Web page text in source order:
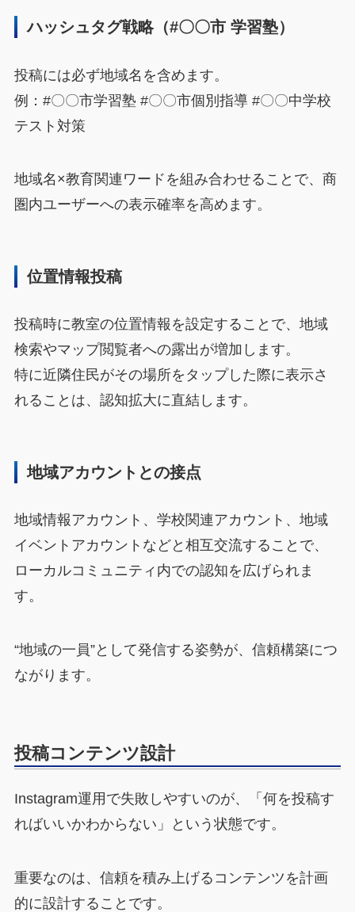
ハッシュタグ戦略（#〇〇市 学習塾）
投稿には必ず地域名を含めます。
例：#〇〇市学習塾 #〇〇市個別指導 #〇〇中学校
テスト対策
地域名×教育関連ワードを組み合わせることで、商
圏内ユーザーへの表示確率を高めます。
位置情報投稿
投稿時に教室の位置情報を設定することで、地域
検索やマップ閲覧者への露出が増加します。
特に近隣住民がその場所をタップした際に表示さ
れることは、認知拡大に直結します。
地域アカウントとの接点
地域情報アカウント、学校関連アカウント、地域
イベントアカウントなどと相互交流することで、
ローカルコミュニティ内での認知を広げられま
す。
“地域の一員”として発信する姿勢が、信頼構築につ
ながります。
投稿コンテンツ設計
Instagram運用で失敗しやすいのが、「何を投稿す
ればいいかわからない」という状態です。
重要なのは、信頼を積み上げるコンテンツを計画
的に設計することです。